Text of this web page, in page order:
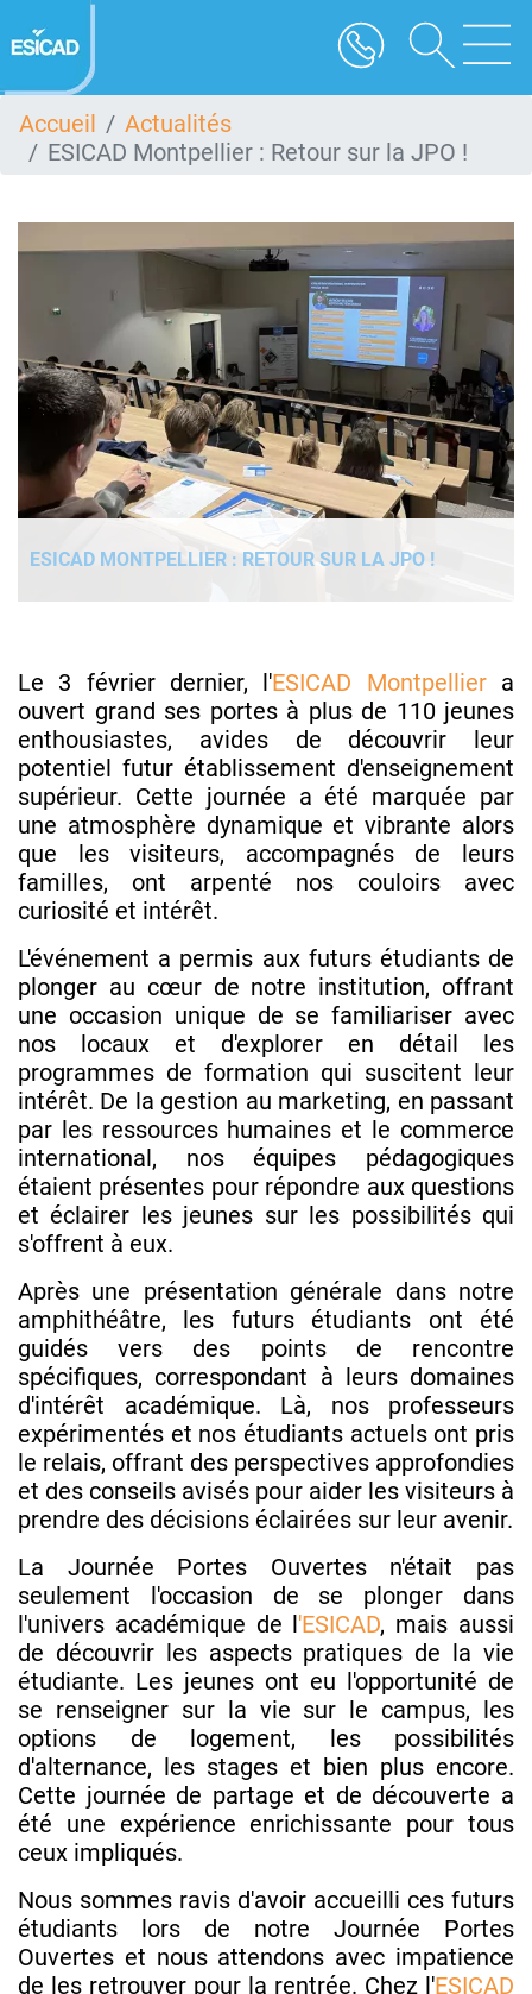
au
contenu
Accueil
Actualités
ESICAD Montpellier : Retour sur la JPO !
ESICAD MONTPELLIER : RETOUR SUR LA JPO !
Le 3 février dernier, l'ESICAD Montpelliera
ouvert grand ses portes à plus de 110 jeunes
enthousiastes, avides de découvrir leur
potentiel futur établissement d'enseignement
supérieur. Cette journée a été marquée par
une atmosphère dynamique et vibrante alors
que les visiteurs, accompagnés de leurs
familles, ont arpenté nos couloirs avec
curiosité et intérêt.
L'événement a permis aux futurs étudiants de
plonger au cœur de notre institution, offrant
une occasion unique de se familiariser avec
nos locaux et d'explorer en détail les
programmes de formation qui suscitent leur
intérêt. De la gestion au marketing, en passant
par les ressources humaines et le commerce
international, nos équipes pédagogiques
étaient présentes pour répondre aux questions
et éclairer les jeunes sur les possibilités qui
s'offrent à eux.
Après une présentation générale dans notre
amphithéâtre, les futurs étudiants ont été
guidés vers des points de rencontre
spécifiques, correspondant à leurs domaines
d'intérêt académique. Là, nos professeurs
expérimentés et nos étudiants actuels ont pris
le relais, offrant des perspectives approfondies
et des conseils avisés pour aider les visiteurs à
prendre des décisions éclairées sur leur avenir.
La Journée Portes Ouvertes n'était pas
seulement l'occasion de se plonger dans
l'univers académique de l'ESICAD, mais aussi
de découvrir les aspects pratiques de la vie
étudiante. Les jeunes ont eu l'opportunité de
se renseigner sur la vie sur le campus, les
options de logement, les possibilités
d'alternance, les stages et bien plus encore.
Cette journée de partage et de découverte a
été une expérience enrichissante pour tous
ceux impliqués.
Nous sommes ravis d'avoir accueilli ces futurs
étudiants lors de notre Journée Portes
Ouvertes et nous attendons avec impatience
de les retrouver pour la rentrée. Chez l'ESICAD